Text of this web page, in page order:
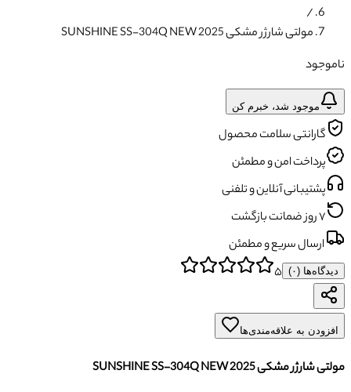
/
مولتی شارژر مشکی SUNSHINE SS-304Q NEW 2025
ناموجود
موجود شد، خبرم کن
گارانتی سلامت محصول
پرداخت امن و مطمئن
پشتیبانی آنلاین و تلفنی
۷ روز ضمانت بازگشت
ارسال سریع و مطمئن
دیدگاه‌ها (۰) ۵
افزودن به علاقه‌مندی‌ها
مولتی شارژر مشکی SUNSHINE SS-304Q NEW 2025